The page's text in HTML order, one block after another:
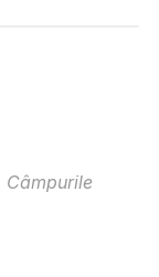
Câmpurile